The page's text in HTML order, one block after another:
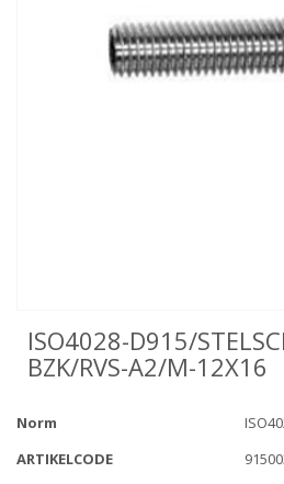
ISO4028-D915/
BZK/RVS-A2/M-12X16
Norm
ARTIKELCODE